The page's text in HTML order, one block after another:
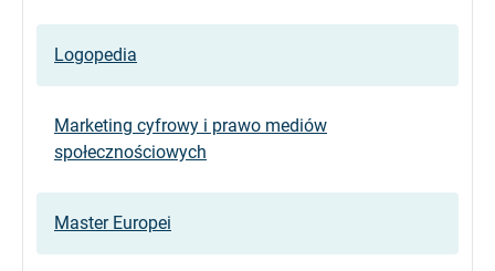
Logopedia
Marketing cyfrowy i prawo mediów
społecznościowych
Master Europei